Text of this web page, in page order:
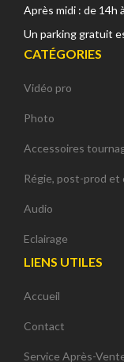
Après midi : de 14h
Un parking gratuit
CATÉGORIES
Vidéo pro
Photo
Accessoires
Régie, post-prod et
Audio
Eclairage
LIENS UTILES
Accueil
Contact
Service Après-